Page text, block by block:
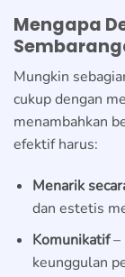
Mengapa
Mungkin
cukup dengan
menambahkan
efektif harus:
Menarik
dan estetis
Komunikatif–
keunggulan